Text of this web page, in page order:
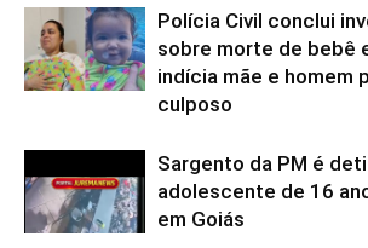
Polícia Civil conclui
sobre morte de bebê
indícia mãe e homem
culposo
Sargento da PM é
adolescente de 16
em Goiás